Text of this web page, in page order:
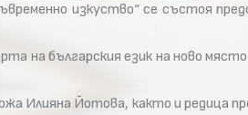
изкуство“ се състоя
на българския език на ново
Илияна Йотова, както и редица